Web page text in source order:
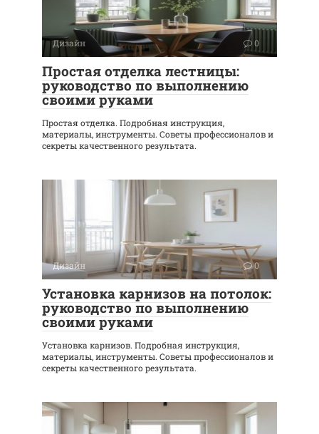
Дизайн 0
Простая отделка лестницы:
руководство по выполнению
своими руками
Простая отделка. Подробная инструкция,
материалы, инструменты. Советы профессионалов и
секреты качественного результата.
Дизайн 0
Установка карнизов на потолок:
руководство по выполнению
своими руками
Установка карнизов. Подробная инструкция,
материалы, инструменты. Советы профессионалов и
секреты качественного результата.